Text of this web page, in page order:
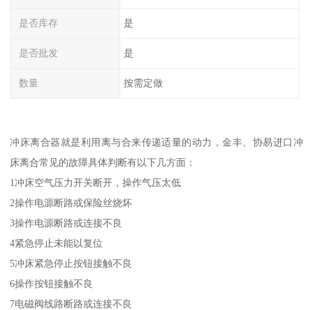
是否库存 是
是否批发 是
数量 按需定做
冲床离合器就是利用离与合来传递适量的动力，金丰、协易进口冲
床离合常见的故障具体判断有以下几方面：
1冲床空气压力开关断开，操作气压太低
2操作电源断路或保险丝烧坏
3操作电源断路或连接不良
4紧急停止未能以复位
5冲床紧急停止按钮接触不良
6操作按钮接触不良
7电磁阀线路断路或连接不良